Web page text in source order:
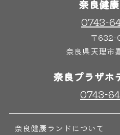
奈良健
0743-
〒
奈良県天理市
奈良プラザホ
0743-
奈良健康ランドについて